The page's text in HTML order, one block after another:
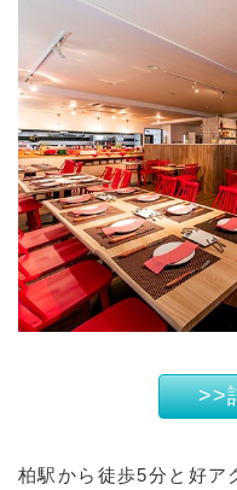
>>
柏駅から徒歩5分と好ア